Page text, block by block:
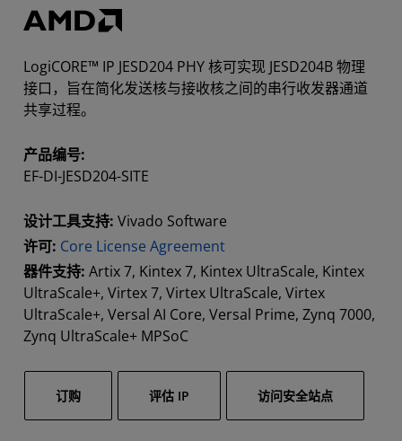
LogiCORE™ IP JESD204 PHY 核可实现 JESD204B 物理
接口，旨在简化发送核与接收核之间的串行收发器通道
共享过程。
产品编号:
EF-DI-JESD204-SITE
设计工具支持: Vivado Software
许可: Core License Agreement
器件支持: Artix 7, Kintex 7, Kintex UltraScale, Kintex
UltraScale+, Virtex 7, Virtex UltraScale, Virtex
UltraScale+, Versal AI Core, Versal Prime, Zynq 7000,
Zynq UltraScale+ MPSoC
订购 评估 IP 访问安全站点